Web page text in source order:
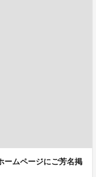
ームページにご芳名掲